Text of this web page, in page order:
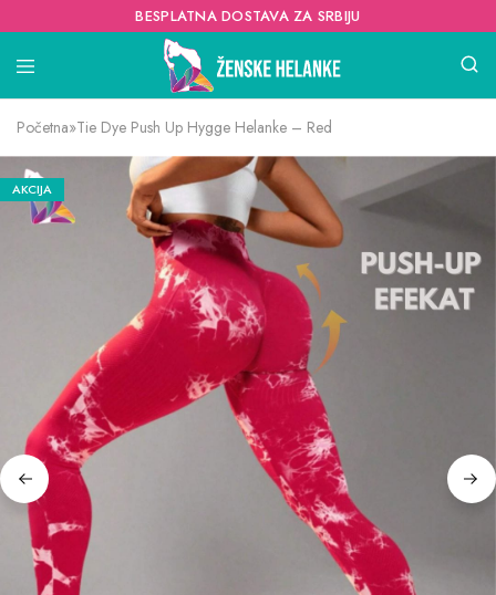
BESPLATNA DOSTAVA ZA SRBIJU
Početna»Tie Dye Push Up Hygge Helanke – Red
AKCIJA